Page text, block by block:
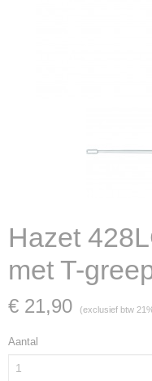
Hazet
met T-
€ 21,90 (exclusief btw
Aantal